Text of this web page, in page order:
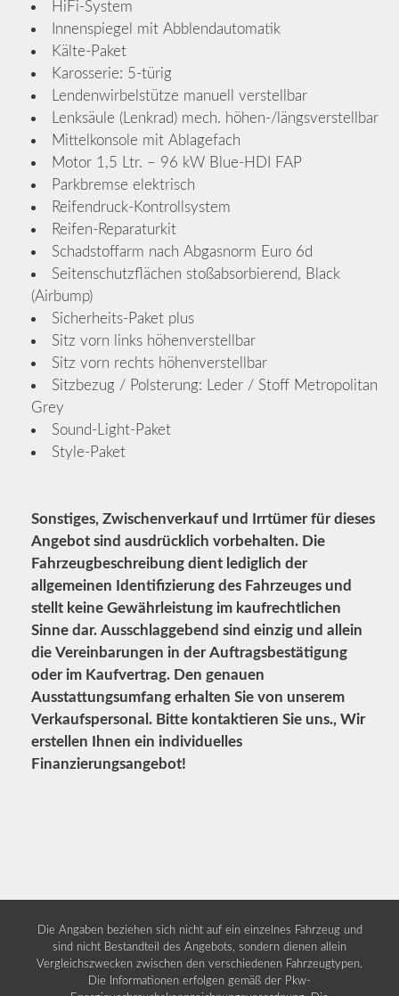
HiFi-System
Innenspiegel mit Abblendautomatik
Kälte-Paket
Karosserie: 5-türig
Lendenwirbelstütze manuell verstellbar
Lenksäule (Lenkrad) mech. höhen-/längsverstellbar
Mittelkonsole mit Ablagefach
Motor 1,5 Ltr. – 96 kW Blue-HDI FAP
Parkbremse elektrisch
Reifendruck-Kontrollsystem
Reifen-Reparaturkit
Schadstoffarm nach Abgasnorm Euro 6d
Seitenschutzflächen stoßabsorbierend, Black
(Airbump)
Sicherheits-Paket plus
Sitz vorn links höhenverstellbar
Sitz vorn rechts höhenverstellbar
Sitzbezug / Polsterung: Leder / Stoff Metropolitan
Grey
Sound-Light-Paket
Style-Paket
Sonstiges, Zwischenverkauf und Irrtümer für dieses
Angebot sind ausdrücklich vorbehalten. Die
Fahrzeugbeschreibung dient lediglich der
allgemeinen Identifizierung des Fahrzeuges und
stellt keine Gewährleistung im kaufrechtlichen
Sinne dar. Ausschlaggebend sind einzig und allein
die Vereinbarungen in der Auftragsbestätigung
oder im Kaufvertrag. Den genauen
Ausstattungsumfang erhalten Sie von unserem
Verkaufspersonal. Bitte kontaktieren Sie uns., Wir
erstellen Ihnen ein individuelles
Finanzierungsangebot!
Die Angaben beziehen sich nicht auf ein einzelnes Fahrzeug und
sind nicht Bestandteil des Angebots, sondern dienen allein
Vergleichszwecken zwischen den verschiedenen Fahrzeugtypen.
Die Informationen erfolgen gemäß der Pkw-